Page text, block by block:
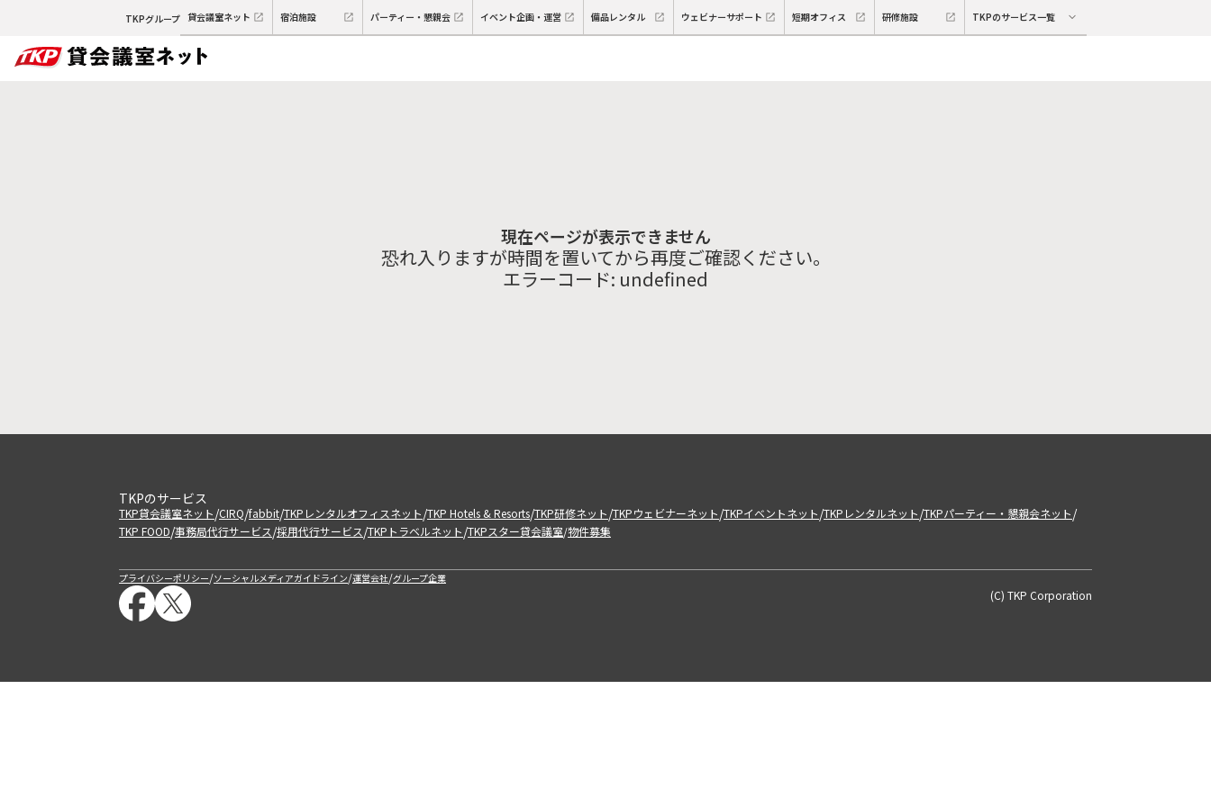
TKPグループ 貸会議室ネット 宿泊施設 パーティー・懇親会 イベント企画・運営 備品レンタル ウェビナーサポート 短期オフィス 研修施設 TKPのサービス一覧
現在ページが表示できません
恐れ入りますが時間を置いてから再度ご確認ください。
エラーコード: undefined
TKPのサービス
TKP貸会議室ネット/CIRQ/fabbit/TKPレンタルオフィスネット/TKP Hotels & Resorts/TKP研修ネット/TKPウェビナーネット/TKPイベントネット/TKPレンタルネット/TKPパーティー・懇親会ネット/
TKP FOOD/事務局代行サービス/採用代行サービス/TKPトラベルネット/TKPスター貸会議室/物件募集
プライバシーポリシー/ソーシャルメディアガイドライン/運営会社/グループ企業
(C) TKP Corporation